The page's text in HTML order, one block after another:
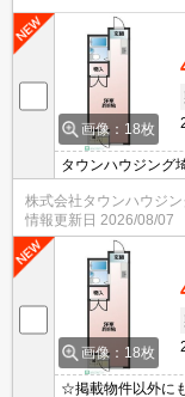
画像：18枚
タウンハウジング
できます・オンラ
株式会社タウンハウジ
情報更新日 2026/08/07
画像：18枚
☆掲載物件以外に